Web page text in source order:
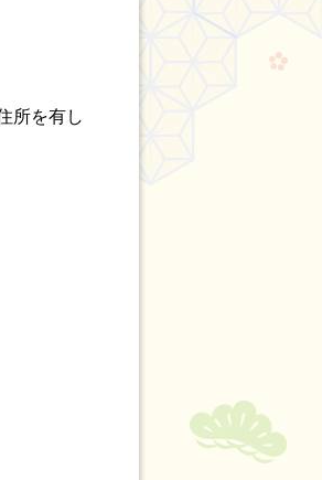
所を有し